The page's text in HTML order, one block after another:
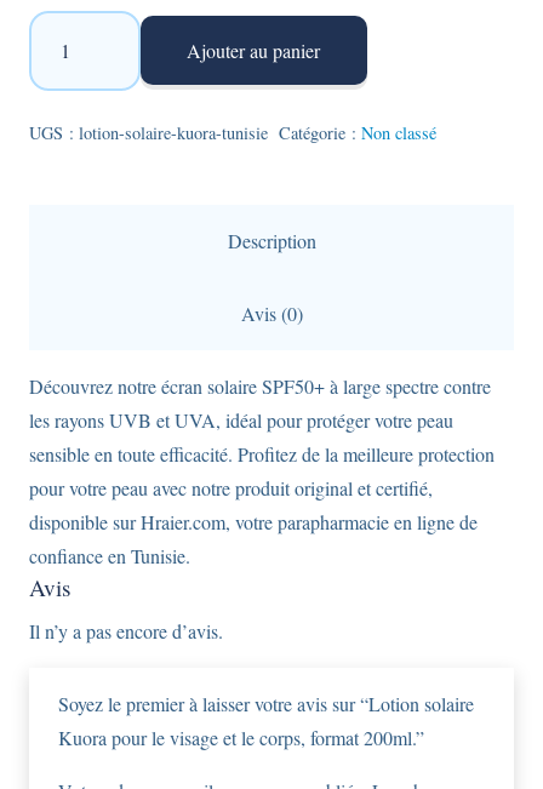
quantité
Lotion
solaire
format
200ml.
Ajouter au panier
UGS : lotion-solaire-kuora-tunisie Catégorie : Non classé
Description
Avis (0)
Découvrez notre écran solaire SPF50+ à large spectre contre
les rayons UVB et UVA, idéal pour protéger votre peau
sensible en toute efficacité. Profitez de la meilleure protection
pour votre peau avec notre produit original et certifié,
disponible sur Hraier.com, votre parapharmacie en ligne de
confiance en Tunisie.
Avis
Il n’y a pas encore d’avis.
Soyez le premier à laisser votre avis sur “Lotion solaire
Kuora pour le visage et le corps, format 200ml.”